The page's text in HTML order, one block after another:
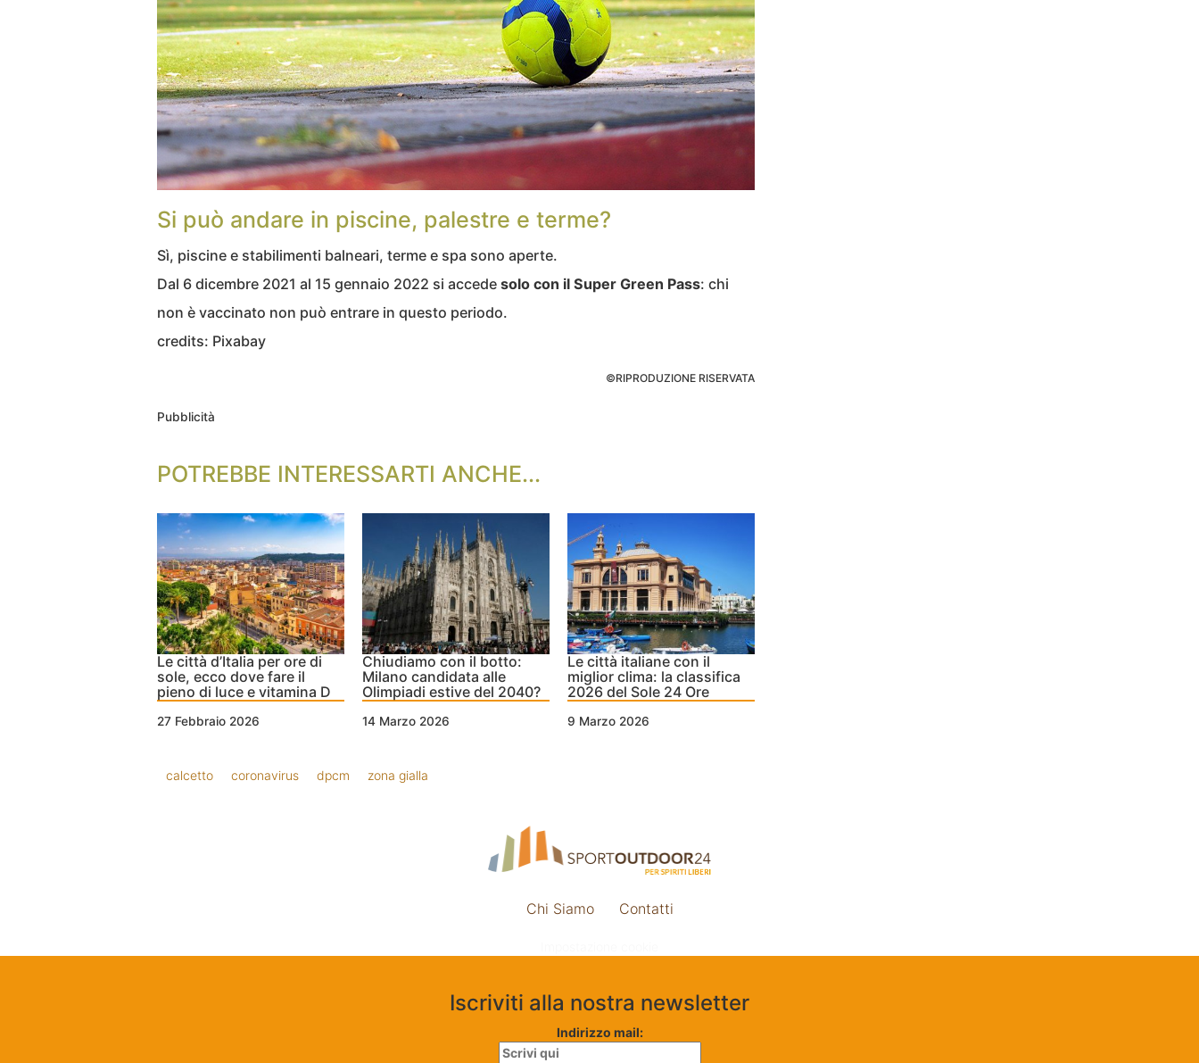
Si può andare in piscine, palestre e terme?
Sì, piscine e stabilimenti balneari, terme e spa sono aperte.
Dal 6 dicembre 2021 al 15 gennaio 2022 si accede solo con il Super Green Pass: chi
non è vaccinato non può entrare in questo periodo.
credits: Pixabay
©RIPRODUZIONE RISERVATA
Pubblicità
POTREBBE INTERESSARTI ANCHE...
Le città d’Italia per ore di
sole, ecco dove fare il
pieno di luce e vitamina D
27 Febbraio 2026
Chiudiamo con il botto:
Milano candidata alle
Olimpiadi estive del 2040?
14 Marzo 2026
Le città italiane con il
miglior clima: la classifica
2026 del Sole 24 Ore
9 Marzo 2026
calcetto coronavirus dpcm zona gialla
Chi Siamo Contatti
Iscriviti alla nostra newsletter
Indirizzo mail: